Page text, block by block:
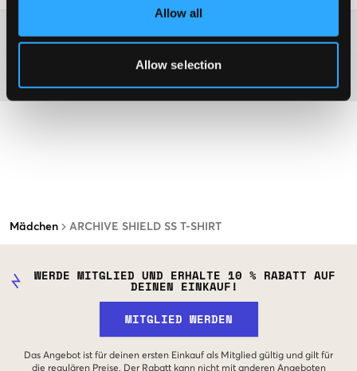
Allow all
Allow selection
Mädchen ARCHIVE SHIELD SS T-SHIRT
Washing advice
WERDE MITGLIED UND ERHALTE 10 % RABATT AUF
DEINEN EINKAUF!
MITGLIED WERDEN
Das Angebot ist für deinen ersten Einkauf als Mitglied gültig und gilt für
die regulären Preise. Der Rabatt kann nicht mit anderen Angeboten